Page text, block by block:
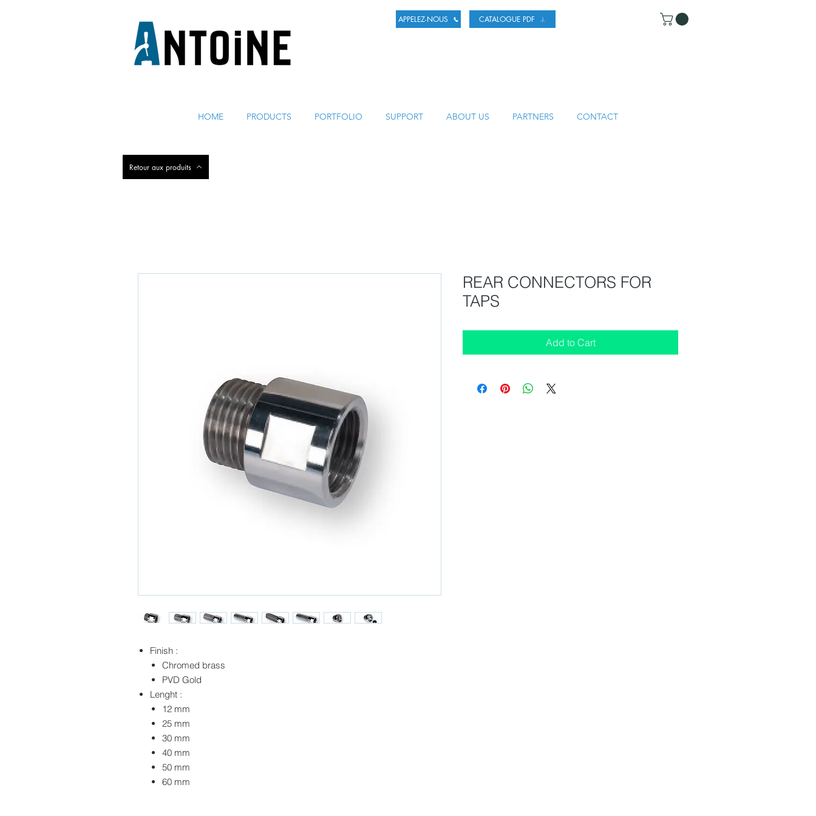
APPELEZ-NOUS CATALOGUE PDF
HOME PRODUCTS PORTFOLIO SUPPORT ABOUT US PARTNERS CONTACT
Retour aux produits
Finish :
Chromed brass
PVD Gold
Lenght :
12 mm
25 mm
30 mm
40 mm
50 mm
60 mm
REAR CONNECTORS FOR
TAPS
Add to Cart